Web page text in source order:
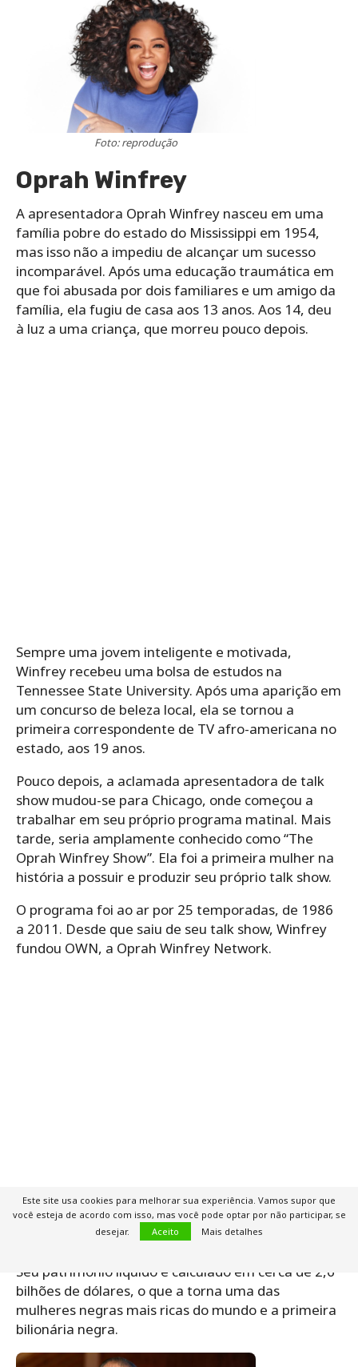
Foto: reprodução
Oprah Winfrey
A apresentadora Oprah Winfrey nasceu em uma
família pobre do estado do Mississippi em 1954,
mas isso não a impediu de alcançar um sucesso
incomparável. Após uma educação traumática em
que foi abusada por dois familiares e um amigo da
família, ela fugiu de casa aos 13 anos. Aos 14, deu
à luz a uma criança, que morreu pouco depois.
Sempre uma jovem inteligente e motivada,
Winfrey recebeu uma bolsa de estudos na
Tennessee State University. Após uma aparição em
um concurso de beleza local, ela se tornou a
primeira correspondente de TV afro-americana no
estado, aos 19 anos.
Pouco depois, a aclamada apresentadora de talk
show mudou-se para Chicago, onde começou a
trabalhar em seu próprio programa matinal. Mais
tarde, seria amplamente conhecido como “The
Oprah Winfrey Show”. Ela foi a primeira mulher na
história a possuir e produzir seu próprio talk show.
O programa foi ao ar por 25 temporadas, de 1986
a 2011. Desde que saiu de seu talk show, Winfrey
fundou OWN, a Oprah Winfrey Network.
Seu patrimônio líquido é calculado em cerca de 2,6
bilhões de dólares, o que a torna uma das
mulheres negras mais ricas do mundo e a primeira
bilionária negra.
Este site usa cookies para melhorar sua experiência. Vamos supor que
você esteja de acordo com isso, mas você pode optar por não participar, se
desejar.
Aceito Mais detalhes